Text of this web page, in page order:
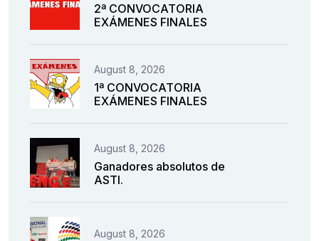
2ª CONVOCATORIA
EXÁMENES FINALES
August 8, 2026
1ª CONVOCATORIA
EXÁMENES FINALES
August 8, 2026
Ganadores absolutos de
ASTI.
August 8, 2026